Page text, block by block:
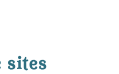
sites